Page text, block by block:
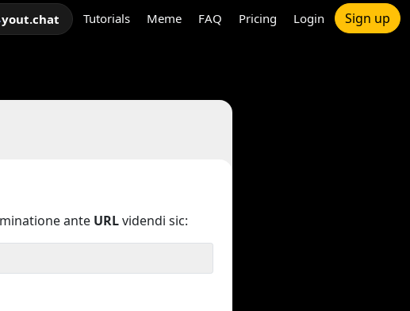
yout.chat Tutorials Meme FAQ Pricing Login Sign up
ante URLvidendi sic: